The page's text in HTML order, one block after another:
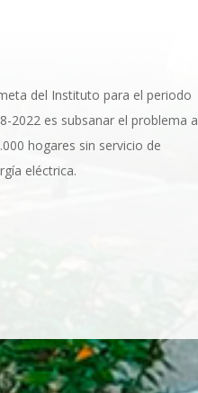
del Instituto para el periodo
2022 es subsanar el problema a
hogares sin servicio de
eléctrica.